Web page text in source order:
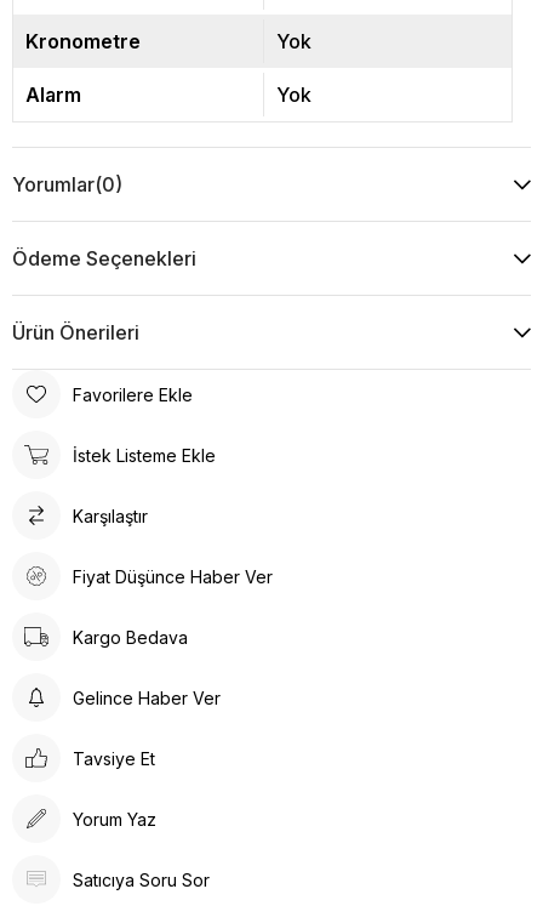
Kronometre Yok
Alarm Yok
Yorumlar(0)
Ödeme Seçenekleri
Ürün Önerileri
Favorilere Ekle
İstek Listeme Ekle
Karşılaştır
Fiyat Düşünce Haber Ver
Kargo Bedava
Gelince Haber Ver
Tavsiye Et
Yorum Yaz
Satıcıya Soru Sor